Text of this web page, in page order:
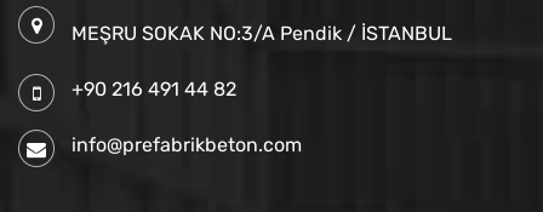
MEŞRU SOKAK NO:3/A Pendik / İSTANBUL
+90 216 491 44 82
info@prefabrikbeton.com